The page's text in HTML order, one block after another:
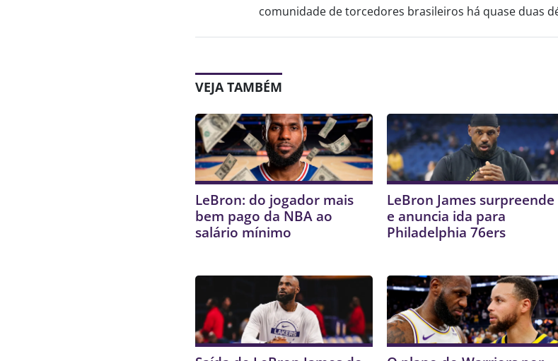
comunidade de torcedores brasileiros há quase duas
VEJA TAMBÉM
LeBron: do jogador mais
bem pago da NBA ao
salário mínimo
LeBron James surpreende
e anuncia ida para
Philadelphia 76ers